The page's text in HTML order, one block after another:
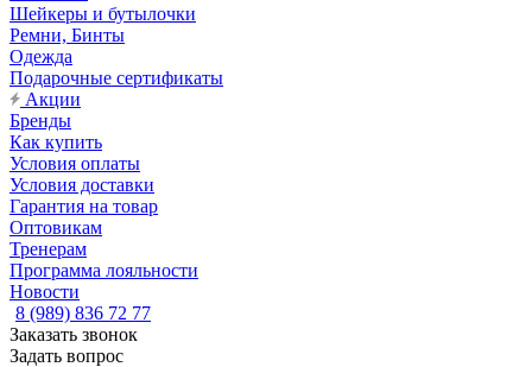
Шейкеры и бутылочки
Ремни, Бинты
Одежда
Подарочные сертификаты
Акции
Бренды
Как купить
Условия оплаты
Условия доставки
Гарантия на товар
Оптовикам
Тренерам
Программа лояльности
Новости
8 (989) 836 72 77
Заказать звонок
Задать вопрос